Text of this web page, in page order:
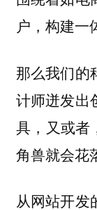
户，构建一
那么我们的
计师迸发出
具，又或者
角兽就会花
从网站开发